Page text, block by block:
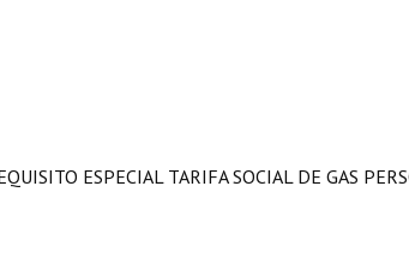
ESPECIAL TARIFA SOCIAL DE GAS